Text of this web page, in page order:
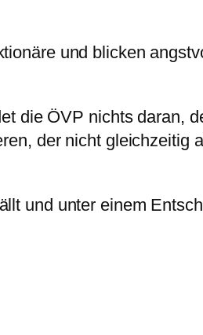
und blicken
die ÖVP nichts daran,
der nicht gleichzeitig
und unter einem